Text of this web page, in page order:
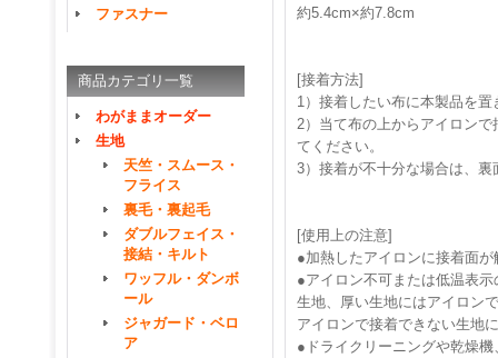
ファスナー
商品カテゴリ一覧
わがままオーダー
生地
天竺・スムース・
フライス
裏毛・裏起毛
ダブルフェイス・
接結・キルト
ワッフル・ダンボ
ール
ジャガード・ベロ
ア
約5.4cm×約7.8cm
[接着方法]
1）接着したい布に本製品を
2）当て布の上からアイロン
てください。
3）接着が不十分な場合は、
[使用上の注意]
●加熱したアイロンに接着面
●アイロン不可または低温表
生地、厚い生地にはアイロン
アイロンで接着できない生地
●ドライクリーニングや乾燥